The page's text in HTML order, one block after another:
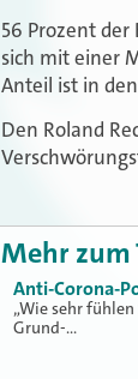
56 Prozent
sich mit einer
Anteil ist in
Den Roland
Mehr zum
Anti-Corona-
„Wie sehr
Grund-…